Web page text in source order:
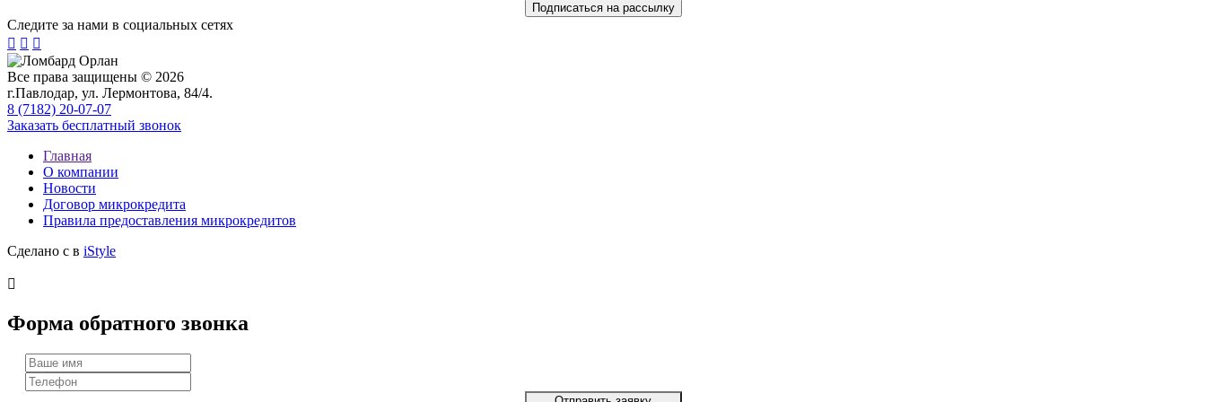
Следите за нами в социальных сетях
  
Все права защищены © 2026
г.Павлодар, ул. Лермонтова, 84/4.
8 (7182) 20-07-07
Заказать бесплатный звонок
Главная
О компании
Новости
Договор микрокредита
Правила предоставления микрокредитов
Сделано с в iStyle

Форма обратного звонка